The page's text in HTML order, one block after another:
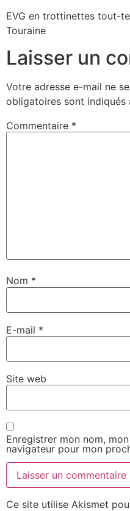
EVG en trottinettes tout-
Touraine
Laisser un
Votre adresse e-mail ne
obligatoires sont indiqués
Commentaire *
Nom *
E-mail *
Site web
Enregistrer mon nom,
navigateur pour mon
Ce site utilise Akismet